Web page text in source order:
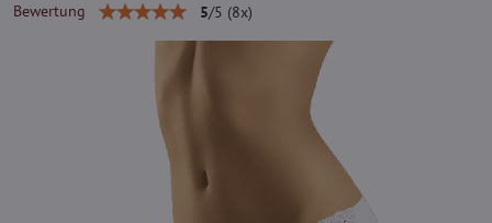
Bewertung 5/5 (8x)